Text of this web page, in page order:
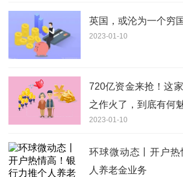
英国，或沦为一个穷
2023-01-10
720亿资金来抢！这
之作火了，到底有何
2023-01-10
环球微动态丨开户
人养老金业务